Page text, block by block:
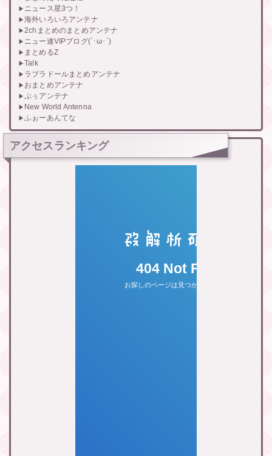
ニュース星3つ！
海外いろいろアンテナ
2chまとめのまとめアンテナ
ニュー速VIPブログ(`･ω･´)
まとめるZ
Talk
ラブラドールまとめアンテナ
おまとめアンテナ
ぷぅアンテナ
New World Antenna
ふぉーあんてな
アクセスランキング